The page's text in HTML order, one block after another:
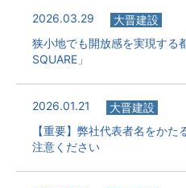
2026.03.29
大晋建設
狭小地でも開放感を実現する
SQUARE」
2026.01.21
大晋建設
【重要】弊社代表者名をか
注意ください